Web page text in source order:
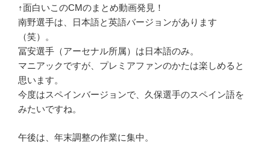
↑面白いこのCMのまとめ動画発見！
南野選手は、日本語と英語バージョンがあります
（笑）。
冨安選手（アーセナル所属）は日本語のみ。
マニアックですが、プレミアファンのかたは楽しめると
思います。
今度はスペインバージョンで、久保選手のスペイン語を
みたいですね。
午後は、年末調整の作業に集中。